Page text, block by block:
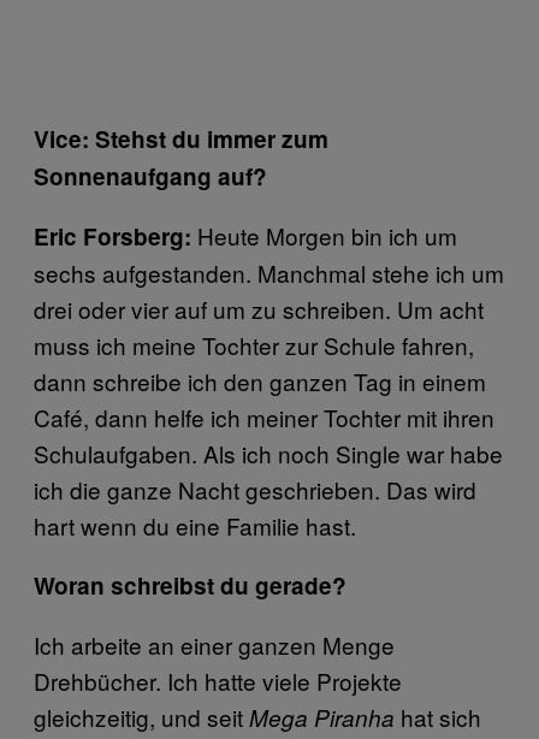
Vice: Stehst du immer zum
Sonnenaufgang auf?
Eric Forsberg: Heute Morgen bin ich um
sechs aufgestanden. Manchmal stehe ich um
drei oder vier auf um zu schreiben. Um acht
muss ich meine Tochter zur Schule fahren,
dann schreibe ich den ganzen Tag in einem
Café, dann helfe ich meiner Tochter mit ihren
Schulaufgaben. Als ich noch Single war habe
ich die ganze Nacht geschrieben. Das wird
hart wenn du eine Familie hast.
Woran schreibst du gerade?
Ich arbeite an einer ganzen Menge
Drehbücher. Ich hatte viele Projekte
gleichzeitig, und seitMega Piranha hat sich